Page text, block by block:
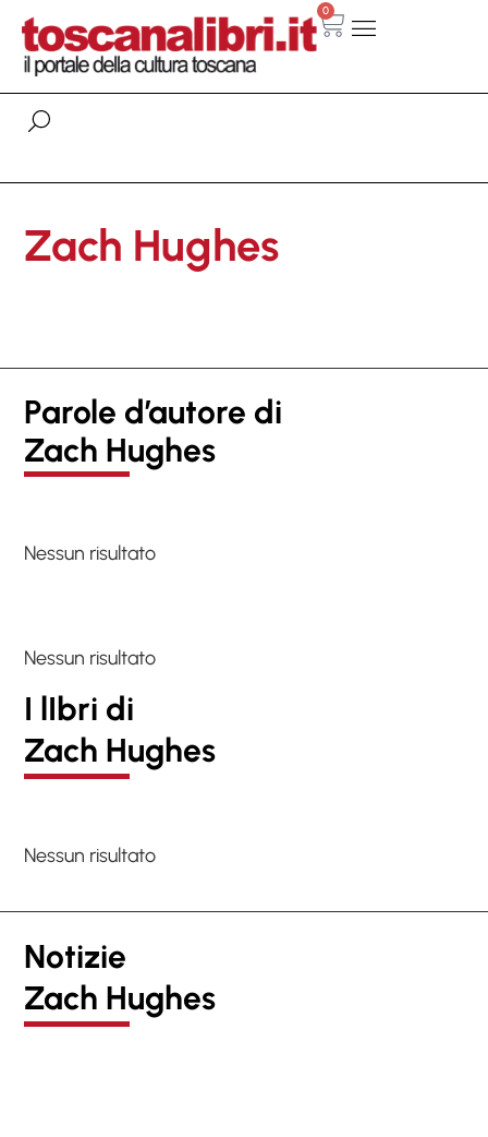
0
Zach Hughes
Parole d’autore di
Zach Hughes
Nessun risultato
Nessun risultato
I lIbri di
Zach Hughes
Nessun risultato
Notizie
Zach Hughes